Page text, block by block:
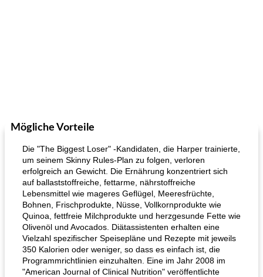
Mögliche Vorteile
Die "The Biggest Loser" -Kandidaten, die Harper trainierte,
um seinem Skinny Rules-Plan zu folgen, verloren
erfolgreich an Gewicht. Die Ernährung konzentriert sich
auf ballaststoffreiche, fettarme, nährstoffreiche
Lebensmittel wie mageres Geflügel, Meeresfrüchte,
Bohnen, Frischprodukte, Nüsse, Vollkornprodukte wie
Quinoa, fettfreie Milchprodukte und herzgesunde Fette wie
Olivenöl und Avocados. Diätassistenten erhalten eine
Vielzahl spezifischer Speisepläne und Rezepte mit jeweils
350 Kalorien oder weniger, so dass es einfach ist, die
Programmrichtlinien einzuhalten. Eine im Jahr 2008 im
"American Journal of Clinical Nutrition" veröffentlichte